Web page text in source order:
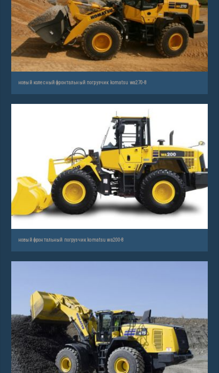
новый колесный фронтальный погрузчик komatsu wa270-8
новый фронтальный погрузчик komatsu wa200-8